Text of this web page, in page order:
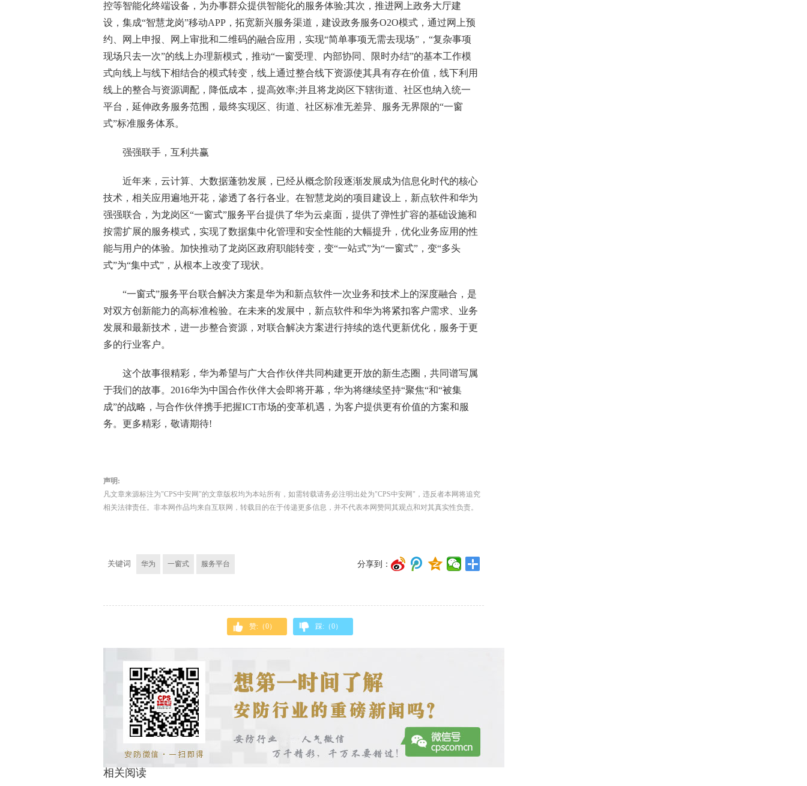
控等智能化终端设备，为办事群众提供智能化的服务体验;其次，推进网上政务大厅建
设，集成“智慧龙岗”移动APP，拓宽新兴服务渠道，建设政务服务O2O模式，通过网上预
约、网上申报、网上审批和二维码的融合应用，实现“简单事项无需去现场”，“复杂事项
现场只去一次”的线上办理新模式，推动“一窗受理、内部协同、限时办结”的基本工作模
式向线上与线下相结合的模式转变，线上通过整合线下资源使其具有存在价值，线下利用
线上的整合与资源调配，降低成本，提高效率;并且将龙岗区下辖街道、社区也纳入统一
平台，延伸政务服务范围，最终实现区、街道、社区标准无差异、服务无界限的“一窗
式”标准服务体系。
强强联手，互利共赢
近年来，云计算、大数据蓬勃发展，已经从概念阶段逐渐发展成为信息化时代的核心
技术，相关应用遍地开花，渗透了各行各业。在智慧龙岗的项目建设上，新点软件和华为
强强联合，为龙岗区“一窗式”服务平台提供了华为云桌面，提供了弹性扩容的基础设施和
按需扩展的服务模式，实现了数据集中化管理和安全性能的大幅提升，优化业务应用的性
能与用户的体验。加快推动了龙岗区政府职能转变，变“一站式”为“一窗式”，变“多头
式”为“集中式”，从根本上改变了现状。
“一窗式”服务平台联合解决方案是华为和新点软件一次业务和技术上的深度融合，是
对双方创新能力的高标准检验。在未来的发展中，新点软件和华为将紧扣客户需求、业务
发展和最新技术，进一步整合资源，对联合解决方案进行持续的迭代更新优化，服务于更
多的行业客户。
这个故事很精彩，华为希望与广大合作伙伴共同构建更开放的新生态圈，共同谱写属
于我们的故事。2016华为中国合作伙伴大会即将开幕，华为将继续坚持“聚焦“和“被集
成”的战略，与合作伙伴携手把握ICT市场的变革机遇，为客户提供更有价值的方案和服
务。更多精彩，敬请期待!
声明:
凡文章来源标注为"CPS中安网"的文章版权均为本站所有，如需转载请务必注明出处为"CPS中安网"，违反者本网将追究
相关法律责任。非本网作品均来自互联网，转载目的在于传递更多信息，并不代表本网赞同其观点和对其真实性负责。
关键词 华为 一窗式 服务平台 分享到：
赞:（0） 踩:（0）
相关阅读